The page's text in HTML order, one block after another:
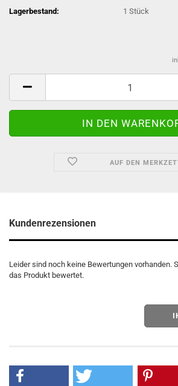
Lagerbestand:
1Stück
AUF DEN
Kundenrezensionen
Leider sind noch keine Bewertungen vorhanden.
das Produkt bewertet.